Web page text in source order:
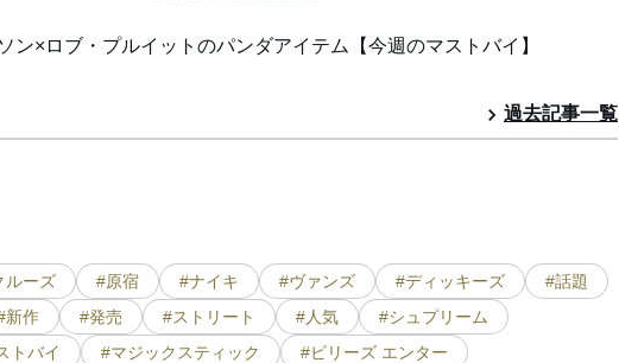
ン×ロブ・プルイットのパンダアイテム【今週のマストバイ】
過去記事一覧
ルーズ #原宿 #ナイキ #ヴァンズ #ディッキーズ
#話題
新作 #発売 #ストリート #人気
#シュプリーム
トバイ #マジックスティック #ビリーズ エンター